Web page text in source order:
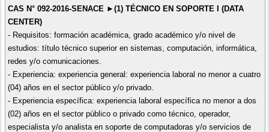
CAS N° 092-2016-SENACE ►(1) TÉCNICO EN SOPORTE I (DATA
CENTER)
- Requisitos: formación académica, grado académico y/o nivel de
estudios: título técnico superior en sistemas, computación, informática,
redes y/o comunicaciones.
- Experiencia: experiencia general: experiencia laboral no menor a cuatro
(04) años en el sector público y/o privado.
- Experiencia específica: experiencia laboral específica no menor a dos
(02) años en el sector público o privado como técnico, operador,
especialista y/o analista en soporte de computadoras y/o servicios de